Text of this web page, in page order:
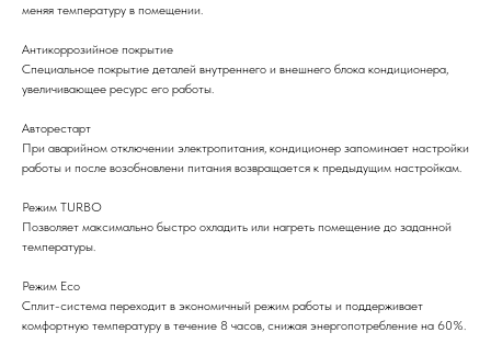
меняя температуру в помещении.
Антикоррозийное покрытие
Специальное покрытие деталей внутреннего и внешнего блока кондиционера,
увеличивающее ресурс его работы.
Авторестарт
При аварийном отключении электропитания, кондиционер запоминает настройки
работы и после возобновлени питания возвращается к предыдущим настройкам.
Режим TURBO
Позволяет максимально быстро охладить или нагреть помещение до заданной
температуры.
Режим Eco
Сплит-система переходит в экономичный режим работы и поддерживает
комфортную температуру в течение 8 часов, снижая энергопотребление на 60%.